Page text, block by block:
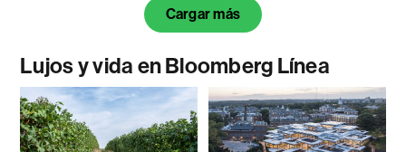
Cargar más
Lujos y vida en Bloomberg Línea